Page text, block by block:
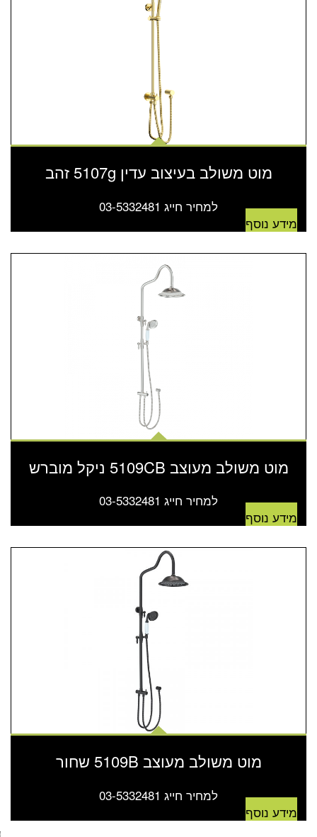
מוט משולב בעיצוב עדין 5107g זהב
למחיר חייג 03-5332481
מידע נוסף
מוט משולב מעוצב 5109CB ניקל מוברש
למחיר חייג 03-5332481
מידע נוסף
מוט משולב מעוצב 5109B שחור
למחיר חייג 03-5332481
מידע נוסף